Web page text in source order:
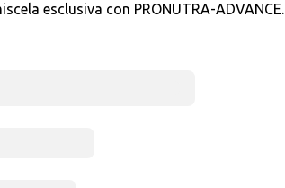
esclusiva con PRONUTRA-ADVANCE.